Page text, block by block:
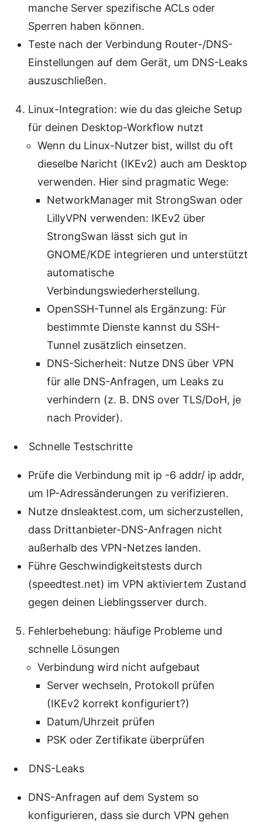
manche Server spezifische ACLs oder
Sperren haben können.
Teste nach der Verbindung Router-/DNS-
Einstellungen auf dem Gerät, um DNS-Leaks
auszuschließen.
Linux-Integration: wie du das gleiche Setup
für deinen Desktop-Workflow nutzt
Wenn du Linux-Nutzer bist, willst du oft
dieselbe Naricht (IKEv2) auch am Desktop
verwenden. Hier sind pragmatic Wege:
NetworkManager mit StrongSwan oder
LillyVPN verwenden: IKEv2 über
StrongSwan lässt sich gut in
GNOME/KDE integrieren und unterstützt
automatische
Verbindungswiederherstellung.
OpenSSH-Tunnel als Ergänzung: Für
bestimmte Dienste kannst du SSH-
Tunnel zusätzlich einsetzen.
DNS-Sicherheit: Nutze DNS über VPN
für alle DNS-Anfragen, um Leaks zu
verhindern (z. B. DNS over TLS/DoH, je
nach Provider).
Schnelle Testschritte
Prüfe die Verbindung mit ip -6 addr/ ip addr,
um IP-Adressänderungen zu verifizieren.
Nutze dnsleaktest.com, um sicherzustellen,
dass Drittanbieter-DNS-Anfragen nicht
außerhalb des VPN-Netzes landen.
Führe Geschwindigkeitstests durch
(speedtest.net) im VPN aktiviertem Zustand
gegen deinen Lieblingsserver durch.
Fehlerbehebung: häufige Probleme und
schnelle Lösungen
Verbindung wird nicht aufgebaut
Server wechseln, Protokoll prüfen
(IKEv2 korrekt konfiguriert?)
Datum/Uhrzeit prüfen
PSK oder Zertifikate überprüfen
DNS-Leaks
DNS-Anfragen auf dem System so
konfigurieren, dass sie durch VPN gehen